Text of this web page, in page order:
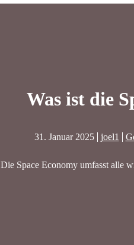
Was ist die
31. Januar 2025 joel1
Die Space Economy umfasst alle